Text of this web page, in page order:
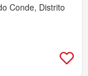
Conde, Distrito